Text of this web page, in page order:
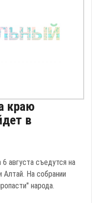
краю
в
августа съедутся на
Алтай. На собрании
народа.